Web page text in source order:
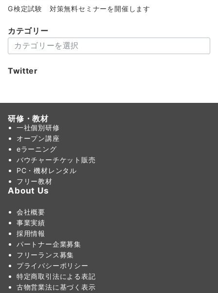
G検定試験 対策無料セミナーを開催します
カテゴリー
テ
リ
Twitter
研修・教材
一社個別研修
オープン講座
eラーニング
バウチャーチケット販売
PC・機材レンタル
フリー教材
About Us
会社概要
事業実績
採用情報
パートナー企業募集
フリーランス募集
プライバシーポリシー
特定商取引法による表記
古物営業法に基づく表示